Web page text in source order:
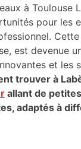
à Toulouse
pour les
est devenue
et les
trouver à
allant de
adaptés à